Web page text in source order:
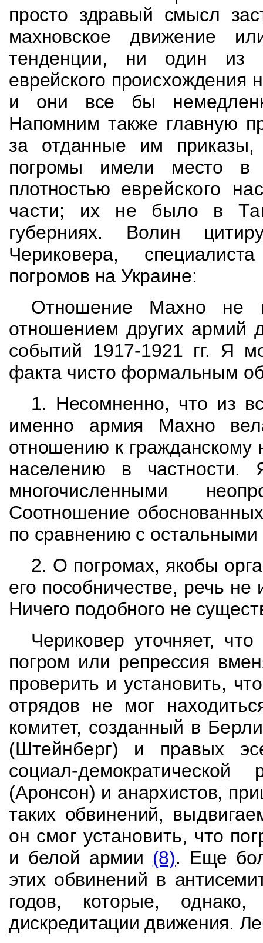
просто здравый смысл
махновское движение
тенденции, ни один из
еврейского происхождения
и они все бы
Напомним также главную
за отданные им
погромы имели место в
плотностью еврейского
части; их не было в
губерниях. Волин
Чериковера,
погромов на Украине:
Отношение Махно не
отношением других армий
событий 1917-1921 гг. Я
факта чисто формальным
1. Несомненно, что из
именно армия Махно
отношению к
населению в
многочисленными
Соотношение
по сравнению с остальными
2. О погромах, якобы
его пособничестве, речь
Ничего подобного не
Чериковер уточняет,
погром или репрессия
проверить и установить,
отрядов не мог
комитет, созданный в
(Штейнберг) и правых
социал-
(Аронсон) и анархистов,
таких обвинений,
он смог установить, что
и белой армии (8). Еще
этих обвинений в
годов, которые,
дискредитации движения.